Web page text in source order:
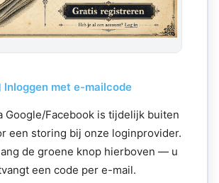
met e-mailcode
Google/Facebook is tijdelijk buiten
een storing bij onze loginprovider.
de groene knop hierboven — u
een code per e-mail.